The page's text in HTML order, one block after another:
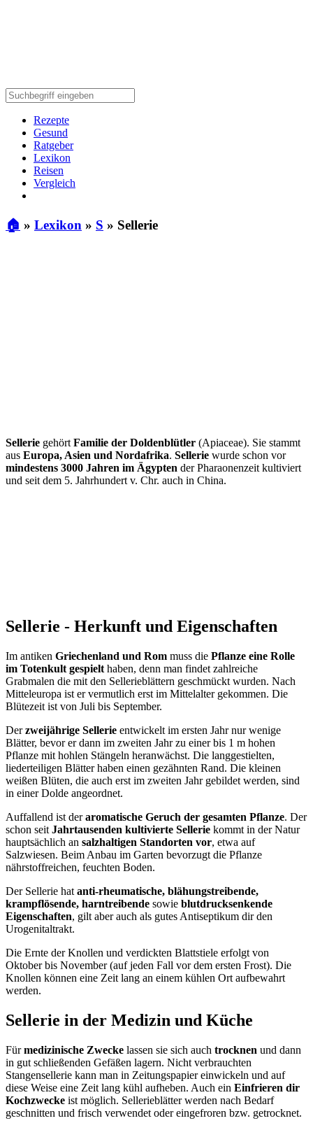
Rezepte
Gesund
Ratgeber
Lexikon
Reisen
Vergleich
🏠 » Lexikon » S » Sellerie
Sellerie gehörtFamilie der Doldenblütler (Apiaceae). Sie stammt
aus Europa, Asien und Nordafrika. Sellerie wurde schon vor
mindestens 3000 Jahren im Ägypten der Pharaonenzeit kultiviert
und seit dem 5. Jahrhundert v. Chr. auch in China.
Sellerie - Herkunft und Eigenschaften
Im antiken Griechenland und Rom muss die Pflanze eine Rolle
im Totenkult gespielt haben, denn man findet zahlreiche
Grabmalen die mit den Sellerieblättern geschmückt wurden. Nach
Mitteleuropa ist er vermutlich erst im Mittelalter gekommen. Die
Blütezeit ist von Juli bis September.
Derzweijährige Sellerie entwickelt im ersten Jahr nur wenige
Blätter, bevor er dann im zweiten Jahr zu einer bis 1 m hohen
Pflanze mit hohlen Stängeln heranwächst. Die langgestielten,
liederteiligen Blätter haben einen gezähnten Rand. Die kleinen
weißen Blüten, die auch erst im zweiten Jahr gebildet werden, sind
in einer Dolde angeordnet.
Auffallend ist deraromatische Geruch der gesamten Pflanze. Der
schon seit Jahrtausenden kultivierte Sellerie kommt in der Natur
hauptsächlich an salzhaltigen Standorten vor, etwa auf
Salzwiesen. Beim Anbau im Garten bevorzugt die Pflanze
nährstoffreichen, feuchten Boden.
Der Sellerie hat anti-rheumatische, blähungstreibende,
krampflösende, harntreibende sowie blutdrucksenkende
Eigenschaften, gilt aber auch als gutes Antiseptikum dir den
Urogenitaltrakt.
Die Ernte der Knollen und verdickten Blattstiele erfolgt von
Oktober bis November (auf jeden Fall vor dem ersten Frost). Die
Knollen können eine Zeit lang an einem kühlen Ort aufbewahrt
werden.
Sellerie in der Medizin und Küche
Fürmedizinische Zwecke lassen sie sich auch trocknen und dann
in gut schließenden Gefäßen lagern. Nicht verbrauchten
Stangensellerie kann man in Zeitungspapier einwickeln und auf
diese Weise eine Zeit lang kühl aufheben. Auch ein Einfrieren dir
Kochzwecke ist möglich. Sellerieblätter werden nach Bedarf
geschnitten und frisch verwendet oder eingefroren bzw. getrocknet.